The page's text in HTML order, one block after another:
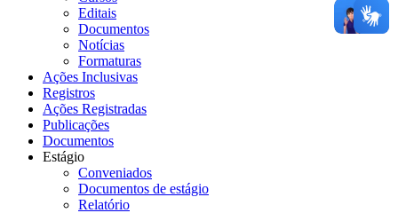
Editais
Documentos
Notícias
Formaturas
Ações Inclusivas
Registros
Ações Registradas
Publicações
Documentos
Estágio
Conveniados
Documentos de estágio
Relatório